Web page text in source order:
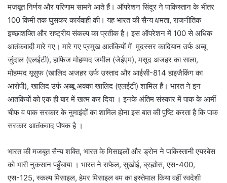
मजबूत निर्णय और परिणाम सामने आते हैं। ऑपरेशन सिंदूर ने पाकिस्तान के भीतर
100 किमी तक घुसकर कार्यवाही की। यह भारत की सैन्य क्षमता, राजनीतिक
इच्छाशक्ति और राष्ट्रीय संकल्प का प्रतीक है। इस ऑपरेशन में 100 से अधिक
आतंकवादी मारे गए। मारे गए प्रमुख आतंकियों में मुदस्सर कादियान उर्फ अब्बू
जुंदाल (एलईटी), हाफिज मोहम्मद जमील (जेईएम), मसूद अजहर का साला,
मोहम्मद यूसुफ (खालिद अजहर उर्फ उस्ताद और आईसी-814 हाइजैकिंग का
आरोपी), खालिद उर्फ अब्बू अक्का खालिद (एलईटी) शामिल हैं। भारत ने इन
आतंकियों को एक ही बार में खत्म कर दिया । इनके अंतिम संस्‍कार में पाक के आर्मी
चीफ व पाक सरकार के नुमाइंदों का शामिल होना इस बात की पुष्टि करता है कि पाक
सरकार आतंकवाद पोषक है ।
भारत की मजबूत सैन्‍य शक्ति, भारत के मिसाइलों और ड्रोन ने पाकिस्तानी एयरबेस
को भारी नुकसान पहुँचाया । भारत ने राफेल, सुखोई, ब्रह्मोस, एस-400,
एस-125, स्‍कल्‍प मिसाइल, हेमर मिसाइल बम का इस्‍तेमाल किया वहीं स्‍वदेशी